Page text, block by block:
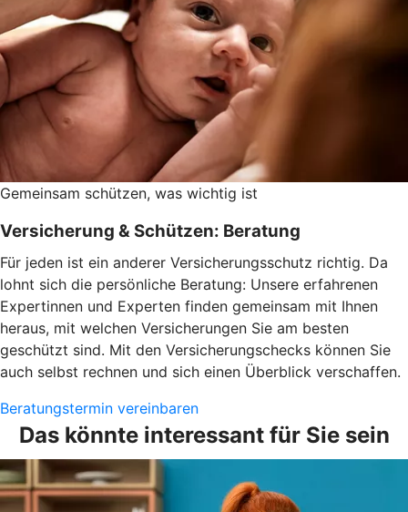
Gemeinsam schützen, was wichtig ist
Versicherung & Schützen: Beratung
Für jeden ist ein anderer Versicherungsschutz richtig. Da
lohnt sich die persönliche Beratung: Unsere erfahrenen
Expertinnen und Experten finden gemeinsam mit Ihnen
heraus, mit welchen Versicherungen Sie am besten
geschützt sind. Mit den Versicherungschecks können Sie
auch selbst rechnen und sich einen Überblick verschaffen.
Beratungstermin vereinbaren
Das könnte interessant für Sie sein